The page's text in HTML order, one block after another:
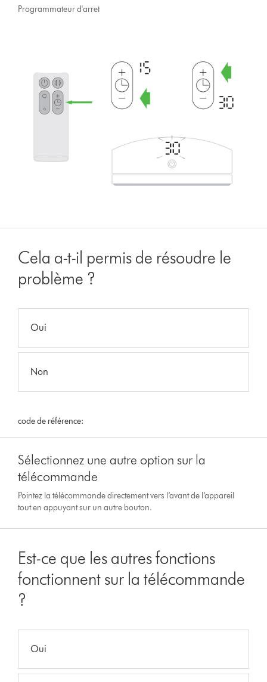
Programmateur d'arret
Cela a-t-il permis de résoudre le
problème ?
Oui
Non
code de référence:
Sélectionnez une autre option sur la
télécommande
Pointez la télécommande directement vers l’avant de l’appareil
tout en appuyant sur un autre bouton.
Est-ce que les autres fonctions
fonctionnent sur la télécommande
?
Oui